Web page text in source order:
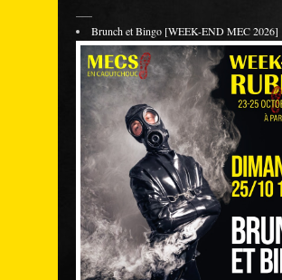
Brunch et Bingo [WEEK-END MEC 2026]